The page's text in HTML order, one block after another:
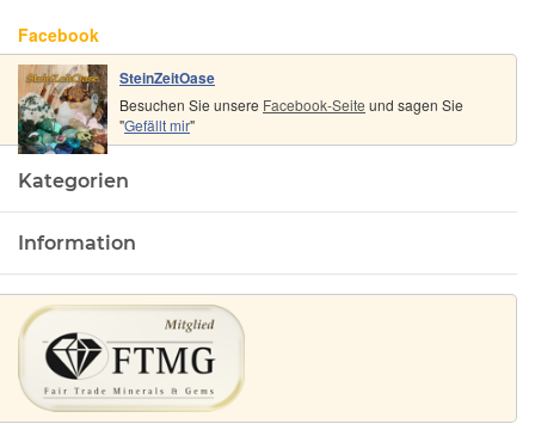
Facebook
SteinZeitOase
Besuchen Sie unsere Facebook-Seite und sagen Sie
"Gefällt mir"
Kategorien
Information